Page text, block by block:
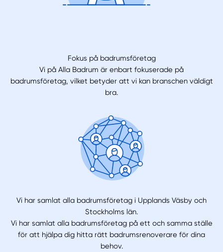
Fokus på badrumsföretag
Vi på Alla Badrum är enbart fokuserade på
badrumsföretag, vilket betyder att vi kan branschen väldigt
bra.
Vi har samlat alla badrumsföretag i Upplands Väsby och
Stockholms län.
Vi har samlat alla badrumsföretag på ett och samma ställe
för att hjälpa dig hitta rätt badrumsrenoverare för dina
behov.